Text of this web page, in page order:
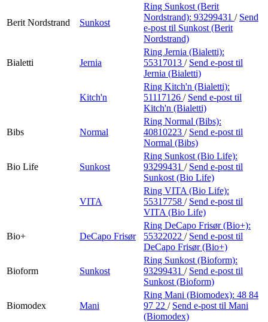
Berit Nordstrand Sunkost
Ring Sunkost (Berit
Nordstrand): 93299431 / Send
e-post til Sunkost (Berit
Nordstrand)
Bialetti Jernia
Ring Jernia (Bialetti):
55317013 / Send e-post til
Jernia (Bialetti)
Kitch'n
Ring Kitch'n (Bialetti):
51117126 / Send e-post til
Kitch'n (Bialetti)
Bibs Normal
Ring Normal (Bibs):
40810223 / Send e-post til
Normal (Bibs)
Bio Life Sunkost
Ring Sunkost (Bio Life):
93299431 / Send e-post til
Sunkost (Bio Life)
VITA
Ring VITA (Bio Life):
55317758 / Send e-post til
VITA (Bio Life)
Bio+ DeCapo Frisør
Ring DeCapo Frisør (Bio+):
55322022 / Send e-post til
DeCapo Frisør (Bio+)
Bioform Sunkost
Ring Sunkost (Bioform):
93299431 / Send e-post til
Sunkost (Bioform)
Biomodex Mani
Ring Mani (Biomodex): 48 84
97 22 / Send e-post til Mani
(Biomodex)